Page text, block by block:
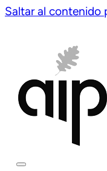
Saltar al contenido